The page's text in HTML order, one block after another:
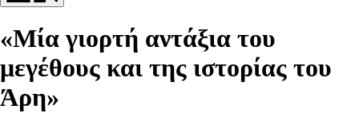
«Μία γιορτή αντάξια του
μεγέθους και της ιστορίας του
Άρη»